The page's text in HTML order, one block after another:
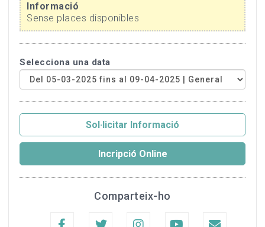
Informació
Sense places disponibles
Selecciona una data
Sol·licitar Informació
Incripció Online
Comparteix-ho